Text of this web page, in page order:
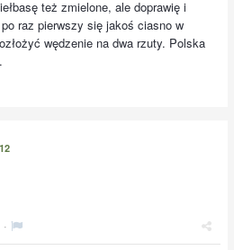
też zmielone, ale doprawię i
raz pierwszy się jakoś ciasno w
wędzenie na dwa rzuty. Polska
·